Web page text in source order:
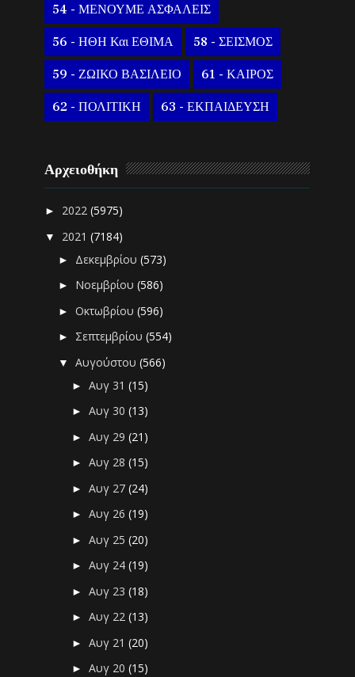
54 - ΜΕΝΟΥΜΕ ΑΣΦΑΛΕΙΣ
56 - ΗΘΗ Και ΕΘΙΜΑ 58 - ΣΕΙΣΜΟΣ
59 - ΖΩΙΚΟ ΒΑΣΙΛΕΙΟ 61 - ΚΑΙΡΟΣ
62 - ΠΟΛΙΤΙΚΗ 63 - ΕΚΠΑΙΔΕΥΣΗ
Αρχειοθήκη
► 2022(5975)
▼ 2021(7184)
► Δεκεμβρίου(573)
► Νοεμβρίου(586)
►Οκτωβρίου(596)
► Σεπτεμβρίου(554)
▼Αυγούστου(566)
►Αυγ 31(15)
►Αυγ 30(13)
►Αυγ 29(21)
►Αυγ 28(15)
►Αυγ 27(24)
►Αυγ 26(19)
►Αυγ 25(20)
►Αυγ 24(19)
►Αυγ 23(18)
►Αυγ 22(13)
►Αυγ 21(20)
►Αυγ 20(15)